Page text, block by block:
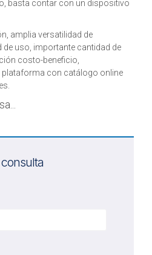
basta contar con un dispositivo
amplia versatilidad de
uso, importante cantidad de
costo-beneficio,
con catálogo online